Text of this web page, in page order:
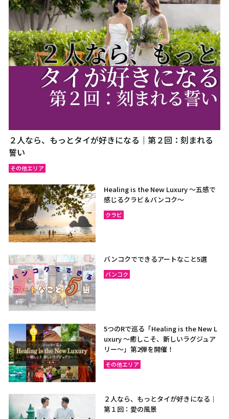
２人なら、もっとタイが好きになる｜第２回：刻まれる
誓い
その他エリア
Healing is the New Luxury ～五感で
感じるクラビ＆バンコク～
クラビ
バンコクでできるアートなこと5選
バンコク
5つのRで巡る「Healing is the New L
uxury ～癒しこそ、新しいラグジュア
リー〜」第2弾を開催！
その他エリア
２人なら、もっとタイが好きになる｜
第１回：愛の風景